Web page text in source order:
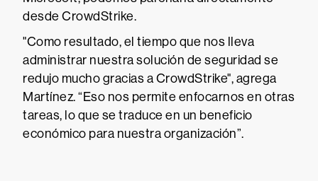
desde CrowdStrike.
"Como resultado, el tiempo que nos lleva
administrar nuestra solución de seguridad se
redujo mucho gracias a CrowdStrike", agrega
Martínez. “Eso nos permite enfocarnos en otras
tareas, lo que se traduce en un beneficio
económico para nuestra organización”.